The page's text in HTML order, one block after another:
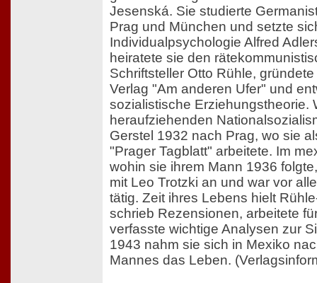
Jesenská. Sie studierte
Prag und München und setzte
Individualpsychologie Alfred
heiratete sie den
Schriftsteller Otto Rühle,
Verlag "Am anderen Ufer" und
sozialistische Erziehungstheorie.
heraufziehenden
Gerstel 1932 nach Prag, wo sie
"Prager Tagblatt" arbeitete. Im
wohin sie ihrem Mann 1936
mit Leo Trotzki an und war vor
tätig. Zeit ihres Lebens hielt
schrieb Rezensionen, arbeitete
verfasste wichtige Analysen zur
1943 nahm sie sich in Mexiko
Mannes das Leben.